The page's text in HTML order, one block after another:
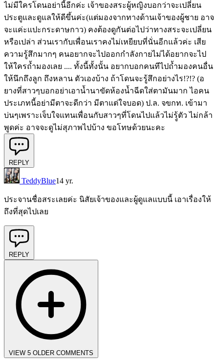
ไม่มีใครโดนอย่านี้อีกค่ะ เจ้าของสระผู้หญิงบอกว่าจะเปลี่ยน
ประตูและดูแลให้ดีขึ้นค่ะ(แต่มองจากทางด้านเจ้าของผู้ชาย อาจ
จะแค่ะแปะกระดาษกาว) คงต้องดูกันต่อไปว่าทางสระจะเปลี่ยน
หรือเปล่า ส่วนเรากับเพื่อนเราคงไม่เหยียบที่นั่นอีกแล้วค่ะ เสีย
ความรู้สึกมากๆ คนอยากจะไปออกกำลังกายไม่ได้อยากจะไป
ให้ใครถ้ำมองเลย .... ทั้งนี้ทั้งนั้น อยากบอกคนทีไปถ้ำมองคนอื่น
ให้นึกถึงลูก ถึงหลาน ตัวเองบ้าง ถ้าโดนจะรู้สึกอย่างไร!?!? (อ
ยางที่สาวๆบอกอย่าเอาน้ำนาขัดห้องน้ำฉีดใส่ตามันมาก ไอคน
ประเภทนี้อย่ามีตาจะดีกว่า มีตาแต่ใจบอด) ป.ล. จขกท. เข้ามา
บ่นๆเพราะเจ็บใจแทนเพื่อนกับสาวๆที่โดนไปแล้วไม่รฺู้ตัว ไม่กล้า
พูดค่ะ อาจจะดูไม่สุภาพไปบ้าง ขอโทษด้วยนะคะ
REPLY
TeddyBlue14 yr.
ประจานชื่อสระเลยค่ะ นิสัยเจ้าของและผู้ดูแลแบบนี้ เอาเรื่องให้
ถึงที่สุดไปเลย
REPLY
VIEW 5 OLDER COMMENTS